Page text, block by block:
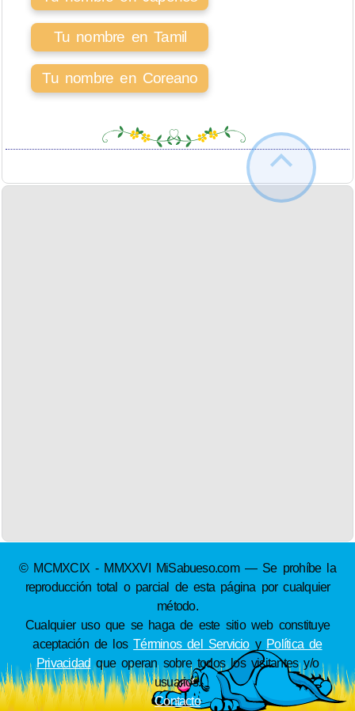
Tu nombre en Tamil
Tu nombre en Coreano
© MCMXCIX - MMXXVI MiSabueso.com — Se prohíbe la
reproducción total o parcial de esta página por cualquier
método.
Cualquier uso que se haga de este sitio web constituye
aceptación de losTérminos del Servicioy Política de
Privacidad que operan sobre todos los visitantes y/o
usuarios.
Contacto